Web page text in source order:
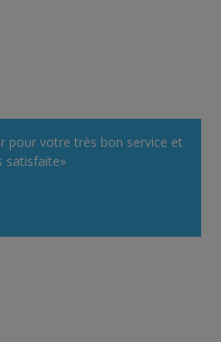
pour votre très bon service et
satisfaite»